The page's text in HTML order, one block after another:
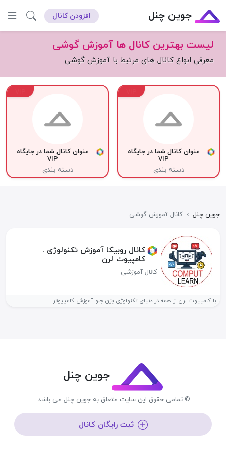
جوین چنل افزودن کانال
لیست بهترین کانال ها آموزش گوشی
معرفی انواع کانال های مرتبط با آموزش گوشی
عنوان کانال شما در جایگاه
VIP
دسته بندی
عنوان کانال شما در جایگاه
VIP
دسته بندی
جوین چنل › کانال آموزش گوشی
کانال روبیکا آموزش تکنولوژی .
کامپیوت لرن
کانال آموزشی
با کامپیوت لرن از همه در دنیای تکنولوژی بزن جلو آموزش کامپیوتر...
جوین چنل
© تمامی حقوق این سایت متعلق به جوین چنل می باشد.
ثبت رایگان کانال